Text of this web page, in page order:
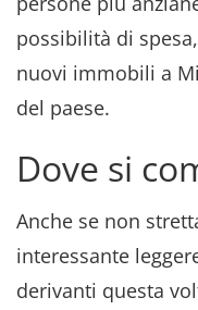
possibilità di
nuovi immobili a
del paese.
Dove si
Anche se non
interessante
derivanti questa